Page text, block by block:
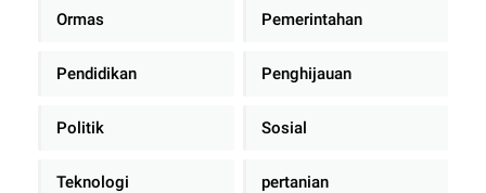
Ormas Pemerintahan
Pendidikan Penghijauan
Politik Sosial
Teknologi pertanian